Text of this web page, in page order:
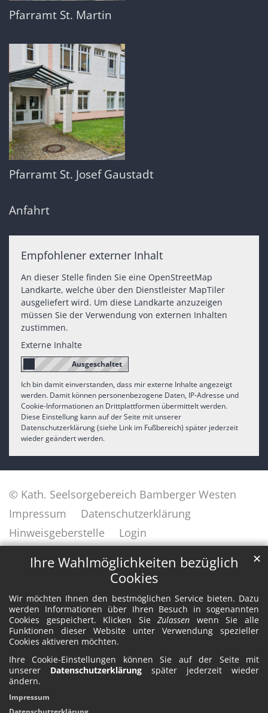
Ihre Wahlmöglichkeiten bezüglich
Cookies
Wir möchten Ihnen den bestmöglichen Service bieten. Dazu
werden Informationen über Ihren Besuch in sogenannten
Cookies gespeichert. Klicken SieZulassen wenn Sie alle
Funktionen dieser Website unter Verwendung spezieller
Cookies aktiveren möchten.
Ihre Cookie-Einstellungen können Sie auf der Seite mit
unserer Datenschutzerklärung später jederzeit wieder
ändern.
✕
Impressum
Pfarramt St. Martin
Pfarramt St. Josef Gaustadt
Anfahrt
Empfohlener externer Inhalt
An dieser Stelle finden Sie eine OpenStreetMap
Landkarte, welche über den Dienstleister MapTiler
ausgeliefert wird. Um diese Landkarte anzuzeigen
müssen Sie der Verwendung von externen Inhalten
zustimmen.
Externe Inhalte
Ich bin damit einverstanden, dass mir externe Inhalte angezeigt
werden. Damit können personenbezogene Daten, IP-Adresse und
Cookie-Informationen an Drittplattformen übermittelt werden.
Diese Einstellung kann auf der Seite mit unserer
Datenschutzerklärung (siehe Link im Fußbereich) später jederzeit
wieder geändert werden.
© Kath. Seelsorgebereich Bamberger Westen
Impressum
Datenschutzerklärung
Hinweisgeberstelle
Login